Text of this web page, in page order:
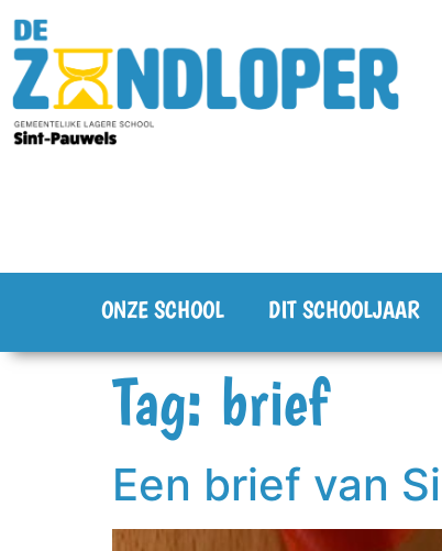
ONZE SCHOOL DIT SCHOOLJAAR
Tag: brief
Een brief van